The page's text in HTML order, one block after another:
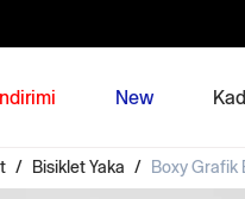
New
/ Bisiklet Yaka / Boxy Grafik